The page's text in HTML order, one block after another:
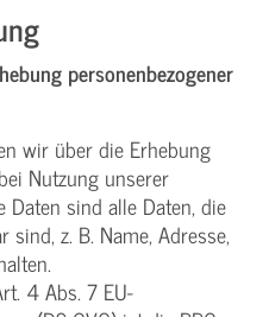
personenbezogener
wir über die Erhebung
Nutzung unserer
Daten sind alle Daten, die
z. B. Name, Adresse,
4 Abs. 7 EU-